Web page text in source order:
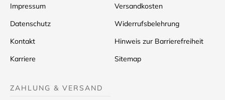
Impressum
Datenschutz
Kontakt
Karriere
Versandkosten
Widerrufsbelehrung
Hinweis zur Barrierefreiheit
Sitemap
ZAHLUNG & VERSAND